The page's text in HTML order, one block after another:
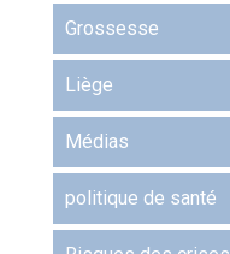
Grossesse
Liège
Médias
politique de santé